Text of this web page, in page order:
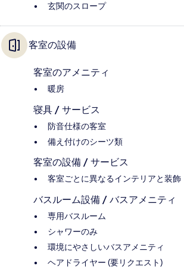
玄関のスロープ
客室の設備
客室のアメニティ
暖房
寝具 / サービス
防音仕様の客室
備え付けのシーツ類
客室の設備 / サービス
客室ごとに異なるインテリアと装飾
バスルーム設備 / バスアメニティ
専用バスルーム
シャワーのみ
環境にやさしいバスアメニティ
ヘアドライヤー (要リクエスト)